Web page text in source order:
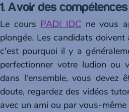
1. Avoir des
Le cours PADI IDC ne vous
plongée. Les candidats
c'est pourquoi il y a
perfectionner votre ludion ou
dans l'ensemble, vous devez
doute, regardez des vidéos
avec un ami ou par vous-